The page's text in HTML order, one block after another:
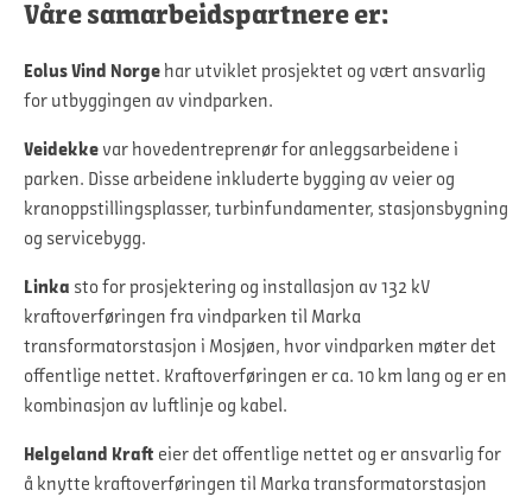
Våre samarbeidspartnere er:
Eolus Vind Norge har utviklet prosjektet og vært ansvarlig
for utbyggingen av vindparken.
Veidekke var hovedentreprenør for anleggsarbeidene i
parken. Disse arbeidene inkluderte bygging av veier og
kranoppstillingsplasser, turbinfundamenter, stasjonsbygning
og servicebygg.
Linka sto for prosjektering og installasjon av 132 kV
kraftoverføringen fra vindparken til Marka
transformatorstasjon i Mosjøen, hvor vindparken møter det
offentlige nettet. Kraftoverføringen er ca. 10 km lang og er en
kombinasjon av luftlinje og kabel.
Helgeland Kraft eier det offentlige nettet og er ansvarlig for
å knytte kraftoverføringen til Marka transformatorstasjon